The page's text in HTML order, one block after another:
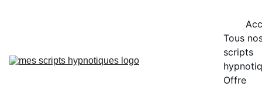
Tous
scripts
Offre